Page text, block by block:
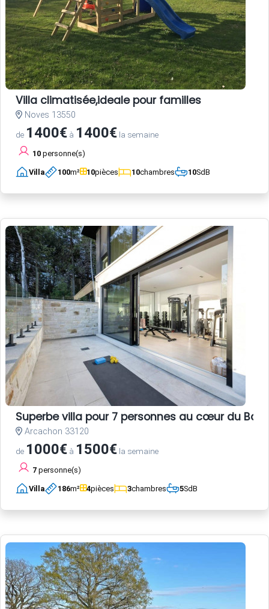
Villa climatisée,ideale pour familles
Noves 13550
de 1400€ à 1400€ la semaine
10 personne(s)
Villa 100m² 10pièces 10chambres 10SdB
Superbe villa pour 7 personnes au cœur du
Arcachon 33120
de 1000€ à 1500€ la semaine
7 personne(s)
Villa 186m² 4pièces 3chambres 5SdB